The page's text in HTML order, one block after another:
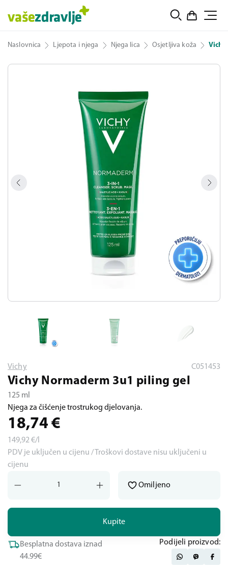
Naslovnica Ljepota i njega Njega lica Osjetljiva koža Vichy
Vichy C051453
Vichy Normaderm 3u1 piling gel
125 ml
Njega za čišćenje trostrukog djelovanja.
18,74 €
149,92€/l
PDV je uključen u cijenu / Troškovi dostave nisu uključeni u
cijenu
Kupite
Omiljeno
Besplatna dostava iznad
44.99€
Podijeli proizvod: